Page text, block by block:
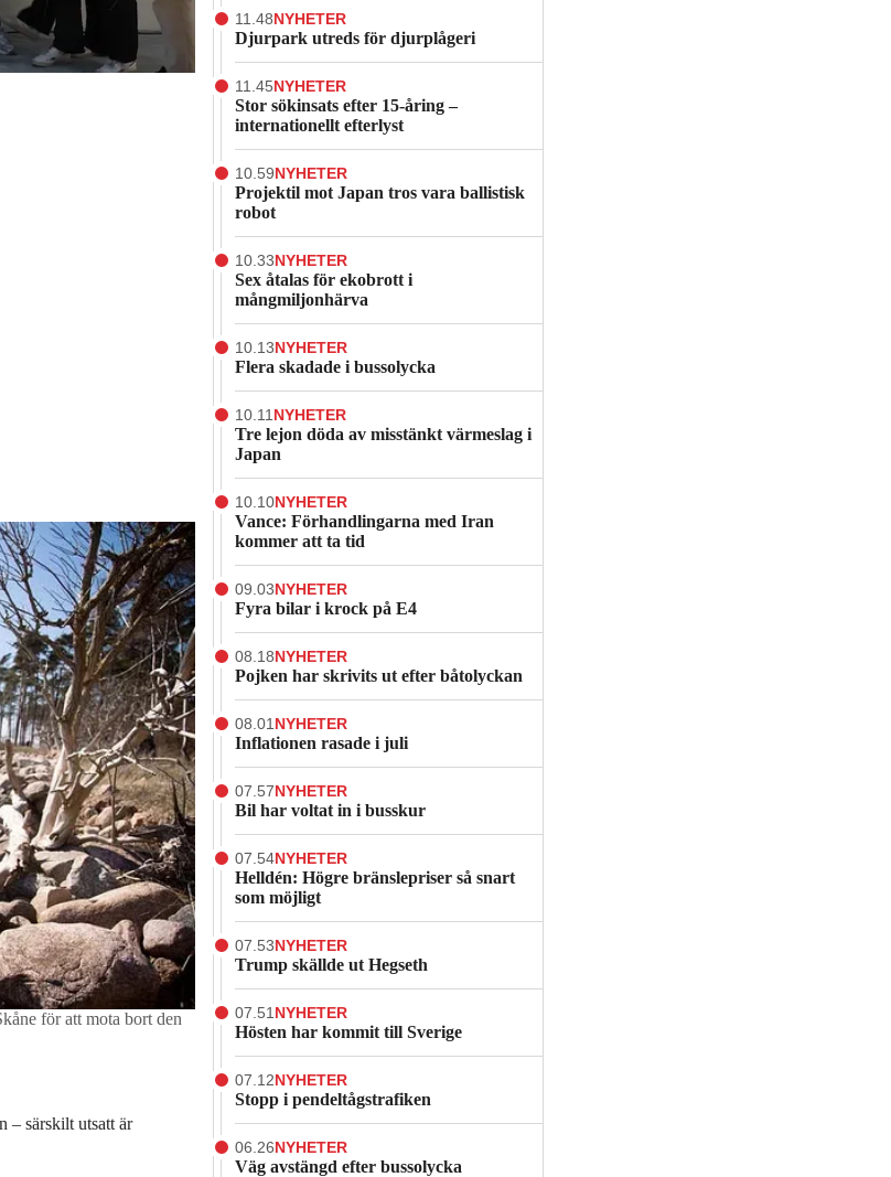
för att mota bort den
– särskilt utsatt är
11.48NYHETER
Djurpark utreds för djurplågeri
11.45NYHETER
Stor sökinsats efter 15-åring –
internationellt efterlyst
10.59NYHETER
Projektil mot Japan tros vara ballistisk
robot
10.33NYHETER
Sex åtalas för ekobrott i
mångmiljonhärva
10.13NYHETER
Flera skadade i bussolycka
10.11 NYHETER
Tre lejon döda av misstänkt värmeslag i
Japan
10.10NYHETER
Vance: Förhandlingarna med Iran
kommer att ta tid
09.03NYHETER
Fyra bilar i krock på E4
08.18NYHETER
Pojken har skrivits ut efter båtolyckan
08.01 NYHETER
Inflationen rasade i juli
07.57NYHETER
Bil har voltat in i busskur
07.54NYHETER
Helldén: Högre bränslepriser så snart
som möjligt
07.53NYHETER
Trump skällde ut Hegseth
07.51 NYHETER
Hösten har kommit till Sverige
07.12NYHETER
Stopp i pendeltågstrafiken
06.26NYHETER
Väg avstängd efter bussolycka